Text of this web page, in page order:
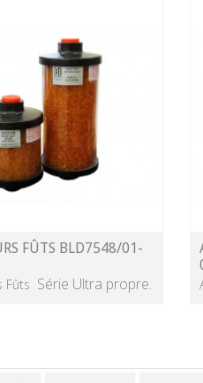
FÛTS BLD7548/01-
Fûts Série Ultra propre.